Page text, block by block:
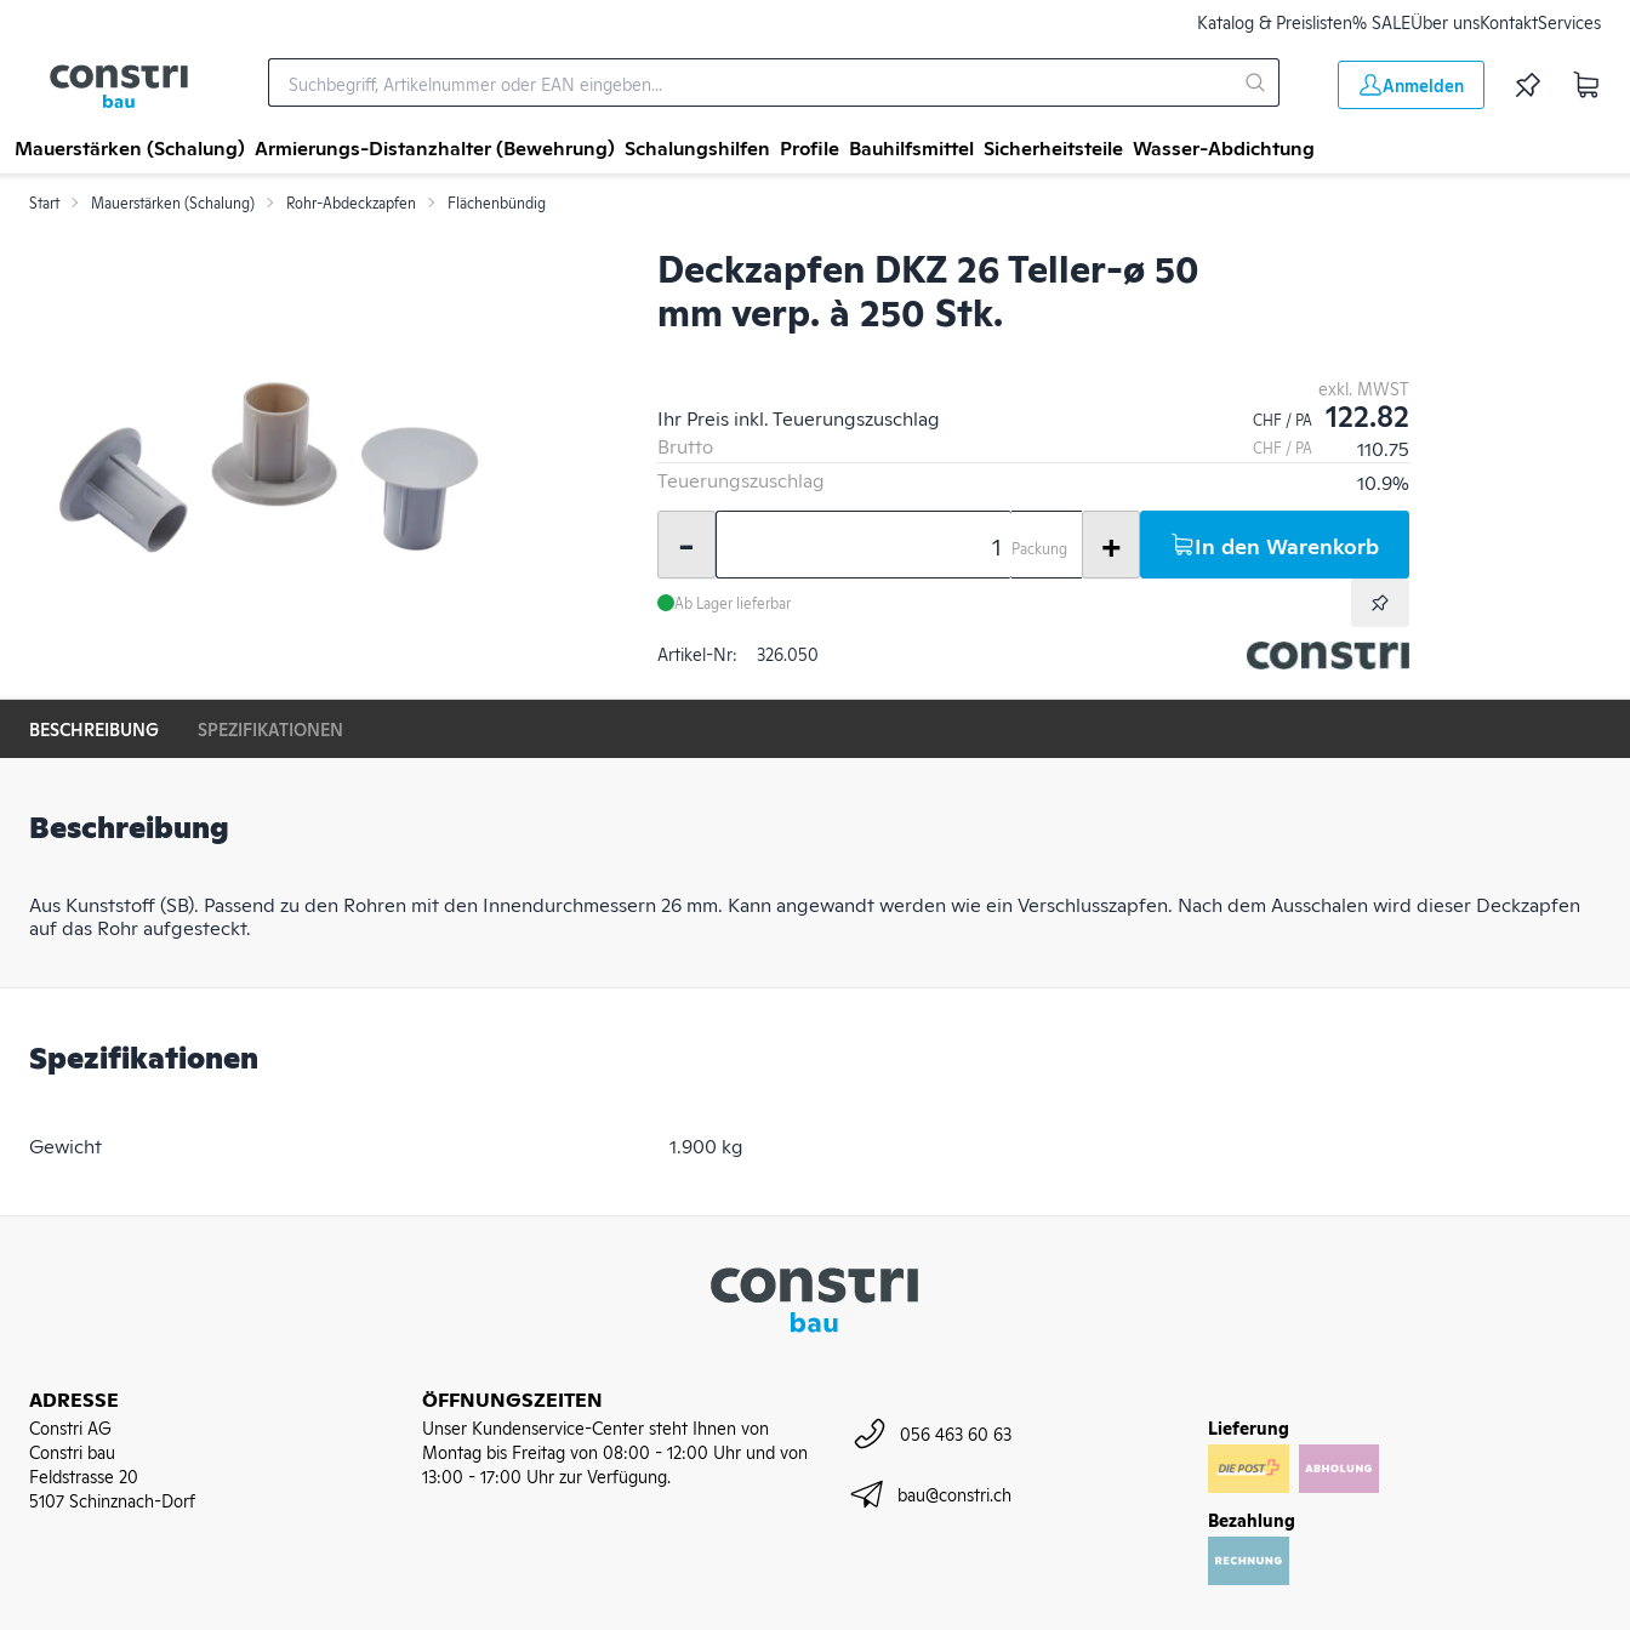
Katalog & Preislisten% SALEÜber unsKontaktServices
Anmelden
Mauerstärken (Schalung) Armierungs-Distanzhalter (Bewehrung) Schalungshilfen Profile Bauhilfsmittel Sicherheitsteile Wasser-Abdichtung
Start Mauerstärken (Schalung) Rohr-Abdeckzapfen Flächenbündig
Deckzapfen DKZ 26 Teller-ø 50
mm verp. à 250 Stk.
exkl. MWST
Ihr Preis inkl. Teuerungszuschlag CHF / PA 122.82
Brutto CHF / PA
110.75
Teuerungszuschlag
10.9%
- Packung + In den Warenkorb
Ab Lager lieferbar
Artikel-Nr: 326.050
BESCHREIBUNG SPEZIFIKATIONEN
Beschreibung
Aus Kunststoff (SB). Passend zu den Rohren mit den Innendurchmessern 26 mm. Kann angewandt werden wie ein Verschlusszapfen. Nach dem Ausschalen wird dieser Deckzapfen
auf das Rohr aufgesteckt.
Spezifikationen
Gewicht 1.900 kg
ADRESSE
Constri AG
Constri bau
Feldstrasse 20
5107 Schinznach-Dorf
ÖFFNUNGSZEITEN
Unser Kundenservice-Center steht Ihnen von
Montag bis Freitag von 08:00 - 12:00 Uhr und von
13:00 - 17:00 Uhr zur Verfügung.
056 463 60 63
bau@constri.ch
Lieferung
Bezahlung